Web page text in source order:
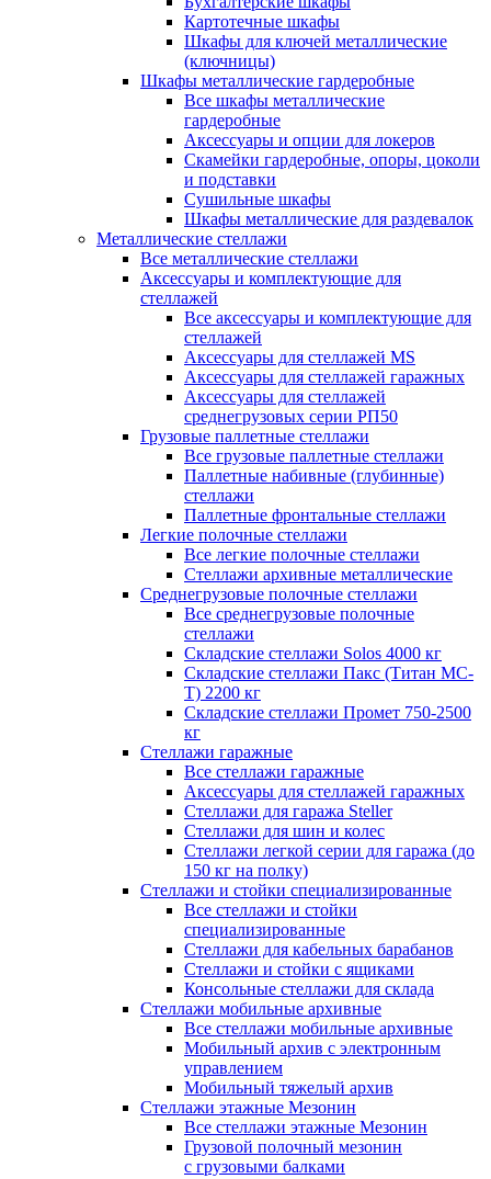
Картотечные шкафы
Шкафы для ключей металлические
(ключницы)
Шкафы металлические гардеробные
Все шкафы металлические
гардеробные
Аксессуары и опции для локеров
Скамейки гардеробные, опоры, цоколи
и подставки
Сушильные шкафы
Шкафы металлические для раздевалок
Металлические стеллажи
Все металлические стеллажи
Аксессуары и комплектующие для
стеллажей
Все аксессуары и комплектующие для
стеллажей
Аксессуары для стеллажей MS
Аксессуары для стеллажей гаражных
Аксессуары для стеллажей
среднегрузовых серии РП50
Грузовые паллетные стеллажи
Все грузовые паллетные стеллажи
Паллетные набивные (глубинные)
стеллажи
Паллетные фронтальные стеллажи
Легкие полочные стеллажи
Все легкие полочные стеллажи
Стеллажи архивные металлические
Среднегрузовые полочные стеллажи
Все среднегрузовые полочные
стеллажи
Складские стеллажи Solos 4000 кг
Складские стеллажи Пакс (Титан МС-
Т) 2200 кг
Складские стеллажи Промет 750-2500
кг
Стеллажи гаражные
Все стеллажи гаражные
Аксессуары для стеллажей гаражных
Стеллажи для гаража Steller
Стеллажи для шин и колес
Стеллажи легкой серии для гаража (до
150 кг на полку)
Стеллажи и стойки специализированные
Все стеллажи и стойки
специализированные
Стеллажи для кабельных барабанов
Стеллажи и стойки с ящиками
Консольные стеллажи для склада
Стеллажи мобильные архивные
Все стеллажи мобильные архивные
Мобильный архив с электронным
управлением
Мобильный тяжелый архив
Стеллажи этажные Мезонин
Все стеллажи этажные Мезонин
Грузовой полочный мезонин
с грузовыми балками